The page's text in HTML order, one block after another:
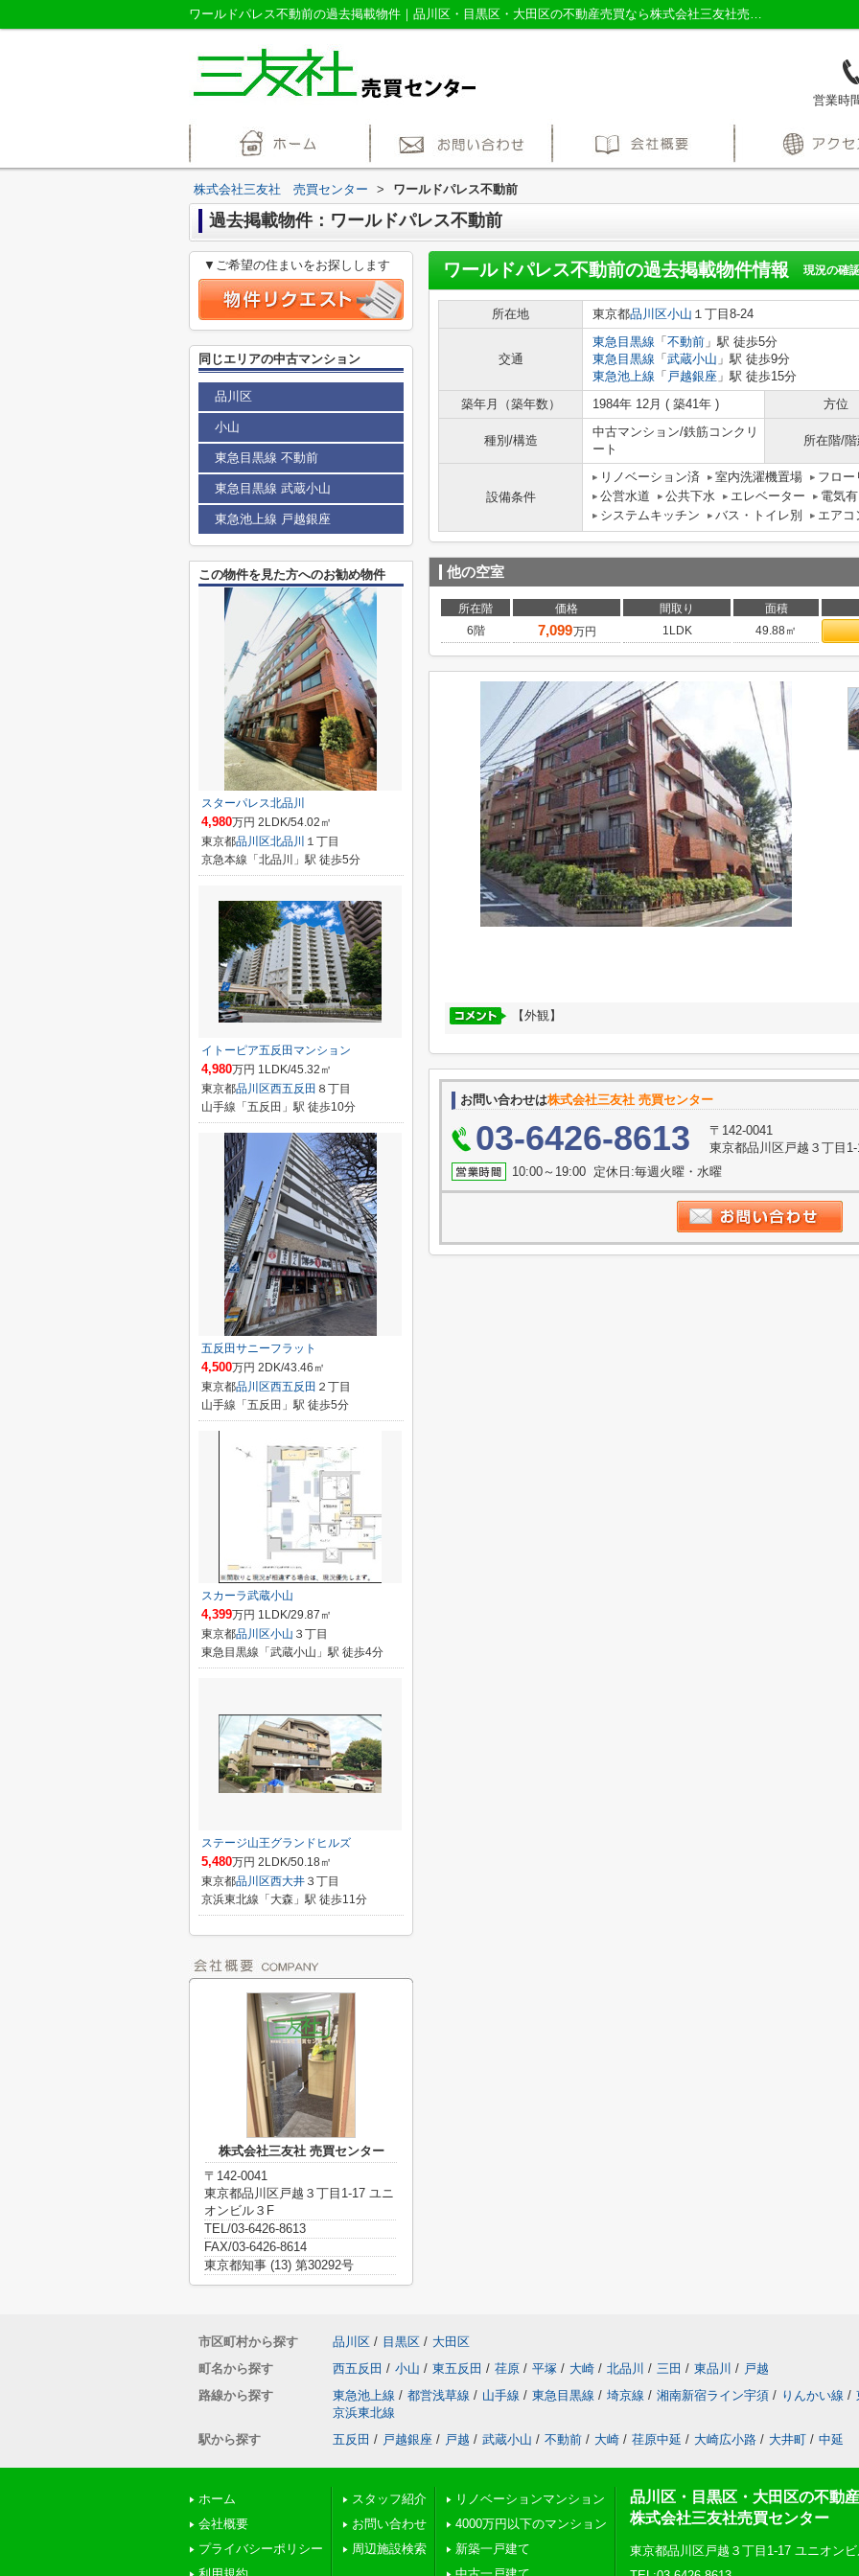
ワールドパレス不動前の過去掲載物件｜品川区・目黒区・大田区の不動産売買なら株式会社三友社売買センター
営業時
株式会社三友社 売買センター > ワールドパレス不動前
過去掲載物件：ワールドパレス不動前
ワールドパレス不動前の過去掲載物件情報 現況の確
所在地 東京都品川区小山 １丁目8-24
交通
東急目黒線 「 不動前 」駅 徒歩5分
東急目黒線 「 武蔵小山 」駅 徒歩9分
東急池上線 「 戸越銀座 」駅 徒歩15分
築年月（築年数）
1984年 12月 ( 築41年 ) 方位
種別/構造
中古マンション/鉄筋コンクリ
ート
所在階/階
設備条件
リノベーション済 室内洗濯機置場 フロー
公営水道
公共下水 エレベーター 電気有
システムキッチン
バス・トイレ別 エアコ
他の空室
所在階 価格 間取り 面積
6階
7,099万円 1LDK 49.88㎡
【外観】
お問い合わせは株式会社三友社 売買センター
03-6426-8613
〒142-0041
東京都品川区戸越３丁目
10:00～19:00 定休日:毎週火曜・水曜
▼ご希望の住まいをお探しします
同じエリアの中古マンション
品川区
小山
東急目黒線 不動前
東急目黒線 武蔵小山
東急池上線 戸越銀座
この物件を見た方へのお勧め物件
スターパレス北品川
4,980万円 2LDK/54.02㎡
東京都品川区北品川 １丁目
京急本線「北品川」駅 徒歩5分
イトーピア五反田マンション
4,980万円 1LDK/45.32㎡
東京都品川区西五反田 ８丁目
山手線「五反田」駅 徒歩10分
五反田サニーフラット
4,500万円 2DK/43.46㎡
東京都品川区西五反田 ２丁目
山手線「五反田」駅 徒歩5分
スカーラ武蔵小山
4,399万円 1LDK/29.87㎡
東京都品川区小山 ３丁目
東急目黒線「武蔵小山」駅 徒歩4分
ステージ山王グランドヒルズ
5,480万円 2LDK/50.18㎡
東京都品川区西大井 ３丁目
京浜東北線「大森」駅 徒歩11分
株式会社三友社 売買センター
〒142-0041
東京都品川区戸越３丁目1-17 ユニ
オンビル３F
TEL/03-6426-8613
FAX/03-6426-8614
東京都知事 (13) 第30292号
市区町村から探す 品川区 / 目黒区 / 大田区
町名から探す
西五反田 / 小山 / 東五反田 / 荏原 / 平塚 / 大崎 / 北品川 / 三田 / 東品川 / 戸越
路線から探す
東急池上線 / 都営浅草線 / 山手線 / 東急目黒線 / 埼京線 / 湘南新宿ライン宇須 / りんかい線 /
京浜東北線
駅から探す
五反田 / 戸越銀座 / 戸越 / 武蔵小山 / 不動前 / 大崎 / 荏原中延 / 大崎広小路 / 大井町 / 中延
ホーム
会社概要
プライバシーポリシー
スタッフ紹介
お問い合わせ
周辺施設検索
リノベーションマンション
4000万円以下のマンション
新築一戸建て
品川区・目黒区・大田区の不動
株式会社三友社売買センター
東京都品川区戸越３丁目1-17 ユニオン